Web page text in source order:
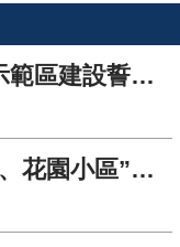
西安市長安區召開秦嶺保護示範區建設誓師大會
西安市長安區推動“清潔小區、花園小區”工作 不斷增強居民獲得感幸福感